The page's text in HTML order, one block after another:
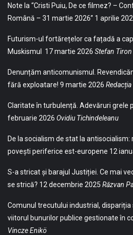
Note la “Cristi Puiu, De ce filmez? –
Română – 31 martie 2026” 1 aprilie
Futurism-ul fortărețelor ca fațadă a
Muskismul
17 martie 2026 Stefan Tiron
Denunțăm anticomunismul.
fără exploatare! 9 martie 2026 Redacția
Claritate în turbulență. Adevăruri grele
februarie 2026 Ovidiu Tichindeleanu
De la socialism de stat la
povești periferice est-europene 12
S-a stricat și barajul Justiției. Ce mai
se strică? 12 decembrie 2025 Răzvan
Comunul trecutului industrial, dispariția
viitorul bunurilor publice gestionate în
Vincze Enikö